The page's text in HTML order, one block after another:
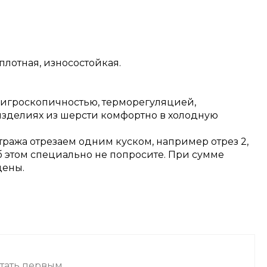
износостойкая.
терморегуляцией,
из шерсти комфортно в холодную
отрезаем одним куском, например отрез 2,
этом специально не попросите. При сумме